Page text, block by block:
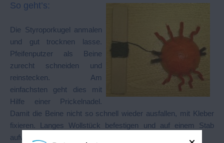
So geht’s:
Die Styroporkugel anmalen
und gut trocknen lasse.
Pfeifenputzer als Beine
zurecht schneiden und
reinstecken. Am
einfachsten geht dies mit
Hilfe einer Prickelnadel.
Damit die Beine nicht so schnell wieder ausfallen, mit Kleber
fixieren. Langes Wollstück befestigen und auf einem Stab
aufwickeln. Fertig.